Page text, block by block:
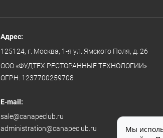
Адрес:
125124, г. Москва, 1-я ул. Ямского Поля, д. 26
ООО «ФУДТЕХ РЕСТОРАННЫЕ ТЕХНОЛОГИИ»
ОГРН: 1237700259708
E-mail:
sale@canapeclub.ru
administration@canapeclub.ru
Мы